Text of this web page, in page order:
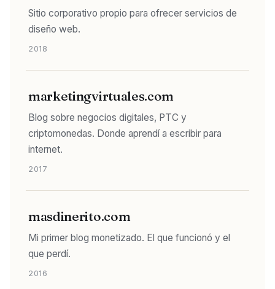
Sitio corporativo propio para ofrecer servicios de
diseño web.
2018
marketingvirtuales.com
Blog sobre negocios digitales, PTC y
criptomonedas. Donde aprendí a escribir para
internet.
2017
masdinerito.com
Mi primer blog monetizado. El que funcionó y el
que perdí.
2016